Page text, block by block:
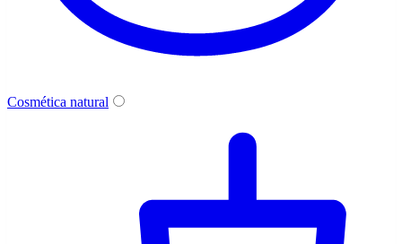
Cosmética natural